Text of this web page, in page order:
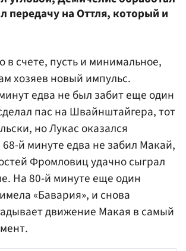
передачу на Оттля, который и
в счете, пусть и минимальное,
хозяев новый импульс.
едва не был забит еще один
пас на Швайнштайгера, тот
но Лукас оказался
й минуте едва не забил Макай,
Фромловиц удачно сыграл
На 80-й минуте еще один
«Бавария», и снова
движение Макая в самый